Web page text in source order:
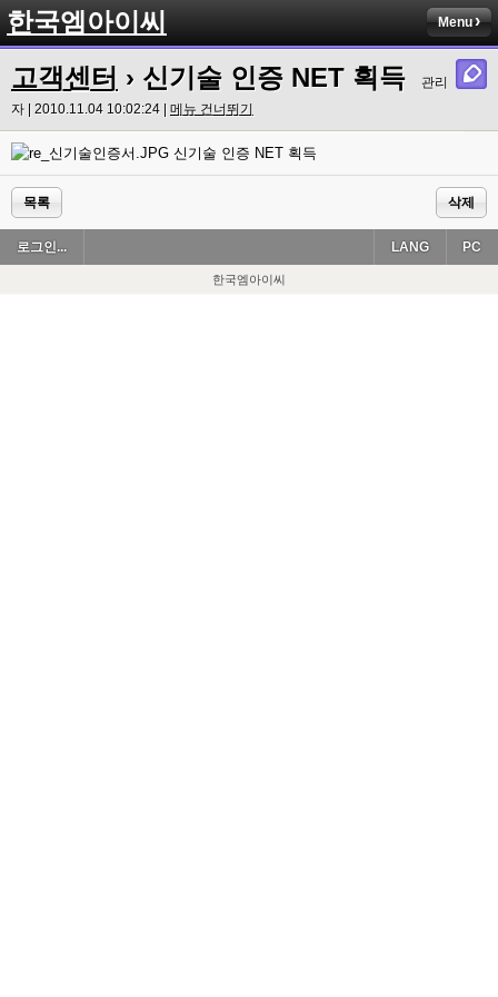
한국엠아이씨 Menu
고객센터 › 신기술 인증 NET 획득
관리
자 | 2010.11.04 10:02:24 | 메뉴 건너뛰기
신기술 인증 NET 획득
목록 삭제
로그인... PC
LANG
한국엠아이씨